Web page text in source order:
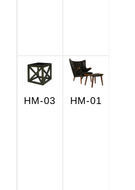
HM-03 HM-01